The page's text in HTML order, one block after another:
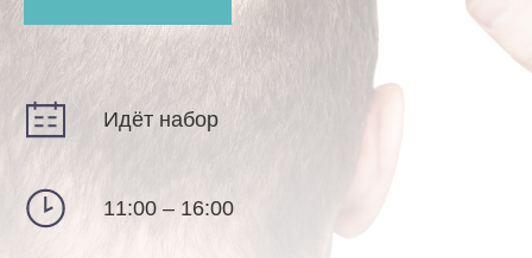
Идёт набор
11:00 – 16:00